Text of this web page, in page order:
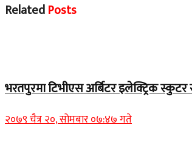
RelatedPosts
भरतपुरमा टिभीएस अर्बिटर इलेक्ट्रिक स्कुटर
२०७९ चैत्र २०, सोमबार ०७:४७ गते